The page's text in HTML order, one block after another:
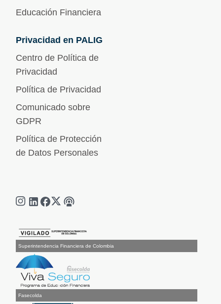
Educación Financiera
Privacidad en PALIG
Centro de Política de
Privacidad
Política de Privacidad
Comunicado sobre
GDPR
Política de Protección
de Datos Personales
Superintendencia Financiera de Colombia
Fasecolda